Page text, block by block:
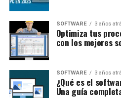
SOFTWARE 3 años
Optimiza tus
con los mejores
SOFTWARE 3 años
¿Qué es el
Una guía